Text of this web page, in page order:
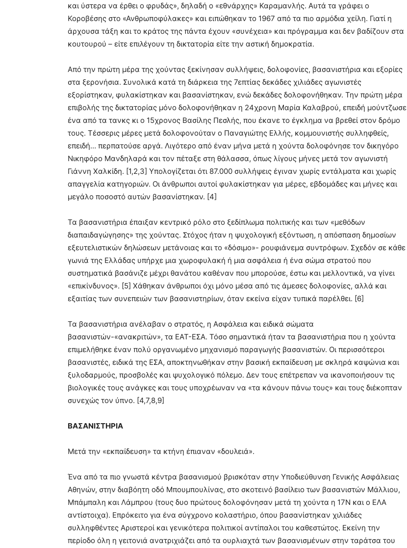
και ύστερα να έρθει ο φρυδάς», δηλαδή ο «εθνάρχης» Καραμανλής. Αυτά τα γράφει ο
Κοροβέσης στο «Ανθρωποφύλακες» και ειπώθηκαν το 1967 από τα πιο αρμόδια χείλη. Γιατί η
άρχουσα τάξη και το κράτος της πάντα έχουν «συνέχεια» και πρόγραμμα και δεν βαδίζουν στα
κουτουρού – είτε επιλέγουν τη δικτατορία είτε την αστική δημοκρατία.
Από την πρώτη μέρα της χούντας ξεκίνησαν συλλήψεις, δολοφονίες, βασανιστήρια και εξορίες
στα ξερονήσια. Συνολικά κατά τη διάρκεια της 7επτίας δεκάδες χιλιάδες αγωνιστές
εξορίστηκαν, φυλακίστηκαν και βασανίστηκαν, ενώ δεκάδες δολοφονήθηκαν. Την πρώτη μέρα
επιβολής της δικτατορίας μόνο δολοφονήθηκαν η 24χρονη Μαρία Καλαβρού, επειδή μούντζωσε
ένα από τα τανκς κι ο 15χρονος Βασίλης Πεσλής, που έκανε το έγκλημα να βρεθεί στον δρόμο
τους. Τέσσερις μέρες μετά δολοφονούταν ο Παναγιώτης Ελλής, κομμουνιστής συλληφθείς,
επειδή… περπατούσε αργά. Λιγότερο από έναν μήνα μετά η χούντα δολοφόνησε τον δικηγόρο
Νικηφόρο Μανδηλαρά και τον πέταξε στη θάλασσα, όπως λίγους μήνες μετά τον αγωνιστή
Γιάννη Χαλκίδη. [1,2,3] Υπολογίζεται ότι 87.000 συλλήψεις έγιναν χωρίς εντάλματα και χωρίς
απαγγελία κατηγοριών. Οι άνθρωποι αυτοί φυλακίστηκαν για μέρες, εβδομάδες και μήνες και
μεγάλο ποσοστό αυτών βασανίστηκαν. [4]
Τα βασανιστήρια έπαιξαν κεντρικό ρόλο στο ξεδίπλωμα πολιτικής και των «μεθόδων
διαπαιδαγώγησης» της χούντας. Στόχος ήταν η ψυχολογική εξόντωση, η απόσπαση δημοσίων
εξευτελιστικών δηλώσεων μετάνοιας και το «δόσιμο»- ρουφιάνεμα συντρόφων. Σχεδόν σε κάθε
γωνιά της Ελλάδας υπήρχε μια χωροφυλακή ή μια ασφάλεια ή ένα σώμα στρατού που
συστηματικά βασάνιζε μέχρι θανάτου καθέναν που μπορούσε, έστω και μελλοντικά, να γίνει
«επικίνδυνος». [5] Χάθηκαν άνθρωποι όχι μόνο μέσα από τις άμεσες δολοφονίες, αλλά και
εξαιτίας των συνεπειών των βασανιστηρίων, όταν εκείνα είχαν τυπικά παρέλθει. [6]
Τα βασανιστήρια ανέλαβαν ο στρατός, η Ασφάλεια και ειδικά σώματα
βασανιστών-«ανακριτών», τα ΕΑΤ-ΕΣΑ. Τόσο σημαντικά ήταν τα βασανιστήρια που η χούντα
επιμελήθηκε έναν πολύ οργανωμένο μηχανισμό παραγωγής βασανιστών. Οι περισσότεροι
βασανιστές, ειδικά της ΕΣΑ, αποκτηνωθήκαν στην βασική εκπαίδευση με σκληρά καψώνια και
ξυλοδαρμούς, προσβολές και ψυχολογικό πόλεμο. Δεν τους επέτρεπαν να ικανοποιήσουν τις
βιολογικές τους ανάγκες και τους υποχρέωναν να «τα κάνουν πάνω τους» και τους διέκοπταν
συνεχώς τον ύπνο. [4,7,8,9]
ΒΑΣΑΝΙΣΤΗΡΙΑ
Μετά την «εκπαίδευση» τα κτήνη έπιαναν «δουλειά».
Ένα από τα πιο γνωστά κέντρα βασανισμού βρισκόταν στην Υποδιεύθυνση Γενικής Ασφάλειας
Αθηνών, στην διαβόητη οδό Μπουμπουλίνας, στο σκοτεινό βασίλειο των βασανιστών Μάλλιου,
Μπάμπαλη και Λάμπρου (τους δυο πρώτους δολοφόνησαν μετά τη χούντα η 17Ν και ο ΕΛΑ
αντίστοιχα). Επρόκειτο για ένα σύγχρονο κολαστήριο, όπου βασανίστηκαν χιλιάδες
συλληφθέντες Αριστεροί και γενικότερα πολιτικοί αντίπαλοι του καθεστώτος. Εκείνη την
περίοδο όλη η γειτονιά ανατριχιάζει από τα ουρλιαχτά των βασανισμένων στην ταράτσα του